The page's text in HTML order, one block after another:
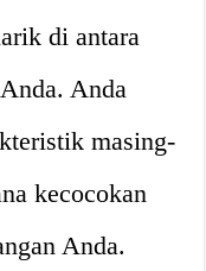
di antara
Anda
masing-
kecocokan
Anda.